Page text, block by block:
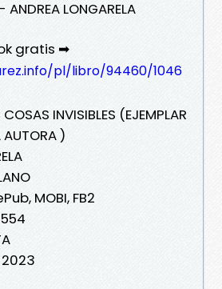
LONGARELA
gratis ➡
pl/libro/94460/1046
COSAS INVISIBLES (EJEMPLAR
AUTORA )
MOBI, FB2